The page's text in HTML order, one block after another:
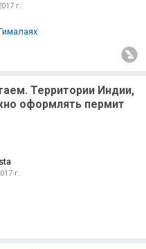
г.
Территории Индии,
оформлять пермит
г.